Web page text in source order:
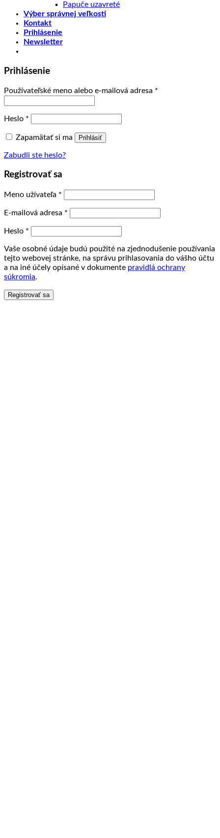
Papuče uzavreté
Výber správnej veľkosti
Kontakt
Prihlásenie
Newsletter
Prihlásenie
Používateľské meno alebo e-mailová adresa *
Heslo *
Zapamätať si ma Prihlásiť
Zabudli ste heslo?
Registrovať sa
Meno užívateľa *
E-mailová adresa *
Heslo *
Vaše osobné údaje budú použité na zjednodušenie používania
tejto webovej stránke, na správu prihlasovania do vášho účtu
a na iné účely opísané v dokumente pravidlá ochrany
súkromia.
Registrovať sa